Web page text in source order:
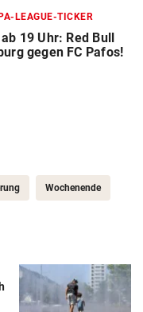
LEAGUE-TICKER
ab 19 Uhr: Red Bull
gegen FC Pafos!
Wochenende